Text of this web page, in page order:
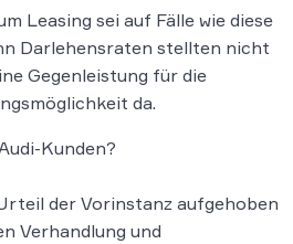
Leasing sei auf Fälle wie diese
Darlehensraten stellten nicht
Gegenleistung für die
da.
Kunden?
der Vorinstanz aufgehoben
Verhandlung und